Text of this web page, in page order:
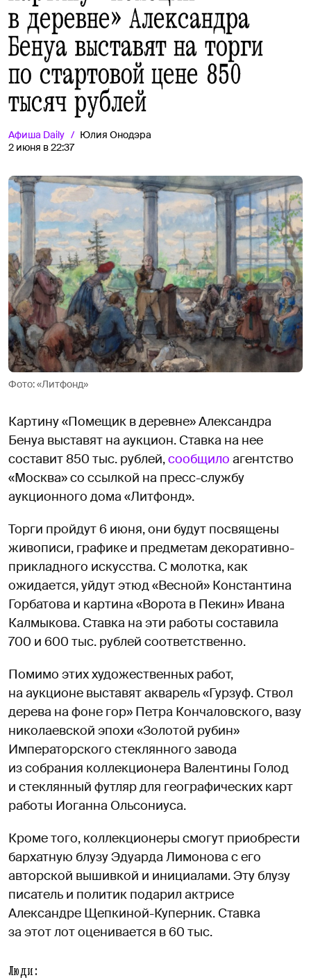
в деревне» Александра
Бенуа выставят на торги
по стартовой цене 850
тысяч рублей
Афиша Daily
Юлия Онодэра
2 июня в 22:37
Фото: «Литфонд»
Картину «Помещик в деревне» Александра
Бенуа выставят на аукцион. Ставка на нее
составит 850 тыс. рублей,сообщило агентство
«Москва» со ссылкой на пресс-службу
аукционного дома «Литфонд».
Торги пройдут 6 июня, они будут посвящены
живописи, графике и предметам декоративно-
прикладного искусства. С молотка, как
ожидается, уйдут этюд «Весной» Константина
Горбатова и картина «Ворота в Пекин» Ивана
Калмыкова. Ставка на эти работы составила
700 и 600 тыс. рублей соответственно.
Помимо этих художественных работ,
на аукционе выставят акварель «Гурзуф. Ствол
дерева на фоне гор» Петра Кончаловского, вазу
николаевской эпохи «Золотой рубин»
Императорского стеклянного завода
из собрания коллекционера Валентины Голод
и стеклянный футляр для географических карт
работы Иоганна Ольсониуса.
Кроме того, коллекционеры смогут приобрести
бархатную блузу Эдуарда Лимонова с его
авторской вышивкой и инициалами. Эту блузу
писатель и политик подарил актрисе
Александре Щепкиной-Куперник. Ставка
за этот лот оценивается в 60 тыс.
Люди: